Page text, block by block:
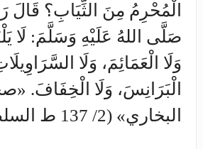
الْمُحْرِمُ مِنَ الثِّيَابِ؟ قَالَ
صَلَّى اللهُ عَلَيْهِ وَسَلَّمَ: لَا
وَلَا الْعَمَائِمَ، ‌وَلَا
الْبَرَانِسَ، وَلَا الْخِفَافَ.
البخاري» (2/ 137 ط السلطانية)